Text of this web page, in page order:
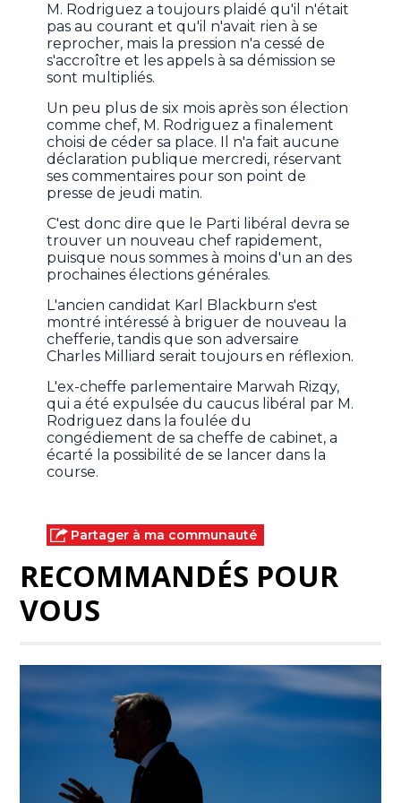
M. Rodriguez a toujours plaidé qu'il n'était
pas au courant et qu'il n'avait rien à se
reprocher, mais la pression n'a cessé de
s'accroître et les appels à sa démission se
sont multipliés.
Un peu plus de six mois après son élection
comme chef, M. Rodriguez a finalement
choisi de céder sa place. Il n'a fait aucune
déclaration publique mercredi, réservant
ses commentaires pour son point de
presse de jeudi matin.
C'est donc dire que le Parti libéral devra se
trouver un nouveau chef rapidement,
puisque nous sommes à moins d'un an des
prochaines élections générales.
L'ancien candidat Karl Blackburn s'est
montré intéressé à briguer de nouveau la
chefferie, tandis que son adversaire
Charles Milliard serait toujours en réflexion.
L'ex-cheffe parlementaire Marwah Rizqy,
qui a été expulsée du caucus libéral par M.
Rodriguez dans la foulée du
congédiement de sa cheffe de cabinet, a
écarté la possibilité de se lancer dans la
course.
Partager à ma communauté
RECOMMANDÉS POUR
VOUS